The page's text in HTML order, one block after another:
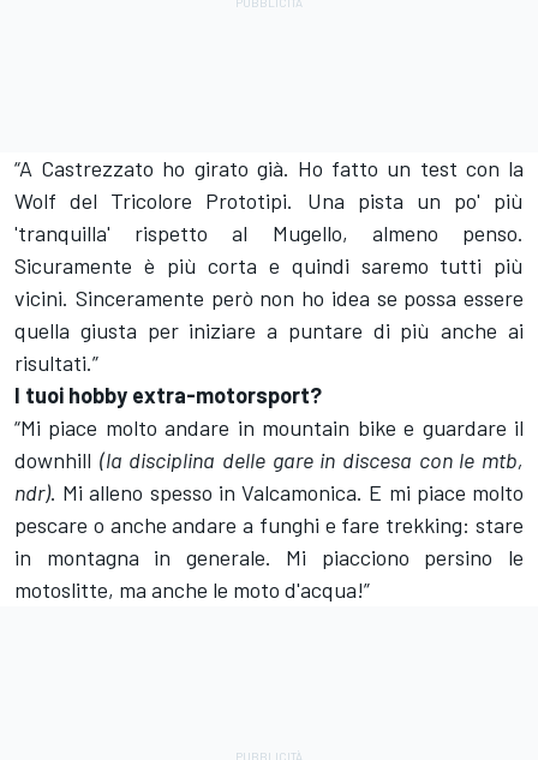
“A Castrezzato ho girato già. Ho fatto un test con la
Wolf del Tricolore Prototipi. Una pista un po' più
'tranquilla' rispetto al Mugello, almeno penso.
Sicuramente è più corta e quindi saremo tutti più
vicini. Sinceramente però non ho idea se possa essere
quella giusta per iniziare a puntare di più anche ai
risultati.”
I tuoi hobby extra-motorsport?
“Mi piace molto andare in mountain bike e guardare il
downhill (la disciplina delle gare in discesa con le mtb,
ndr). Mi alleno spesso in Valcamonica. E mi piace molto
pescare o anche andare a funghi e fare trekking: stare
in montagna in generale. Mi piacciono persino le
motoslitte, ma anche le moto d'acqua!”